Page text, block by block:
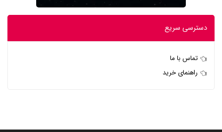
دسترسی سریع
تماس با ما
راهنمای خرید